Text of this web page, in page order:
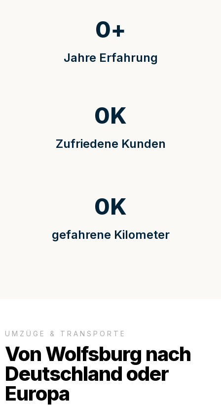
Jahre Erfahrung
0+
Zufriedene Kunden
0K
gefahrene Kilometer
0K
UMZÜGE & TRANSPORTE
Von Wolfsburg nach
Deutschland oder
Europa